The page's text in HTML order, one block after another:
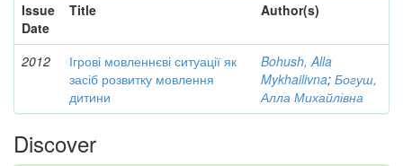
Issue
Date
Title Author(s)
2012
Ігрові мовленнєві ситуації як
засіб розвитку мовлення
дитини
Bohush, Alla
Mykhailivna; Богуш,
Алла Михайлівна
Discover